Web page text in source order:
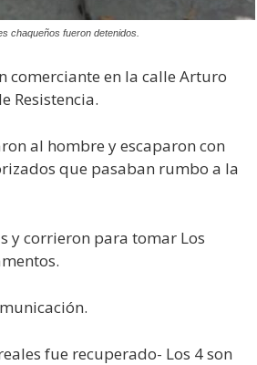
chaqueños fueron detenidos.
comerciante en la calle Arturo
Resistencia.
al hombre y escaparon con
que pasaban rumbo a la
y corrieron para tomar Los
fue recuperado- Los 4 son